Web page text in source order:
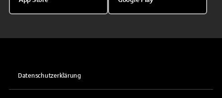
Datenschutzerklärung